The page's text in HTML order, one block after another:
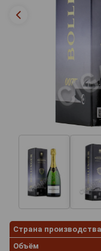
Страна производства
Объём